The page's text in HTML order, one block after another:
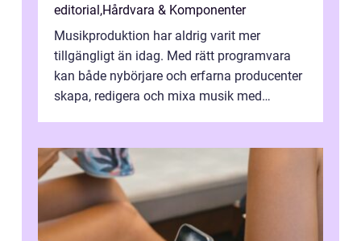
editorial ,Hårdvara & Komponenter
Musikproduktion har aldrig varit mer
tillgängligt än idag. Med rätt programvara
kan både nybörjare och erfarna producenter
skapa, redigera och mixa musik med